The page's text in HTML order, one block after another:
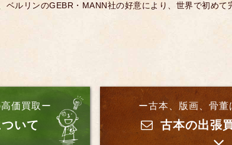
ベルリンのGEBR・MANN社の好意により、世界で初め
価買取ー
いて
ー古本、版画、骨董
古本の出張